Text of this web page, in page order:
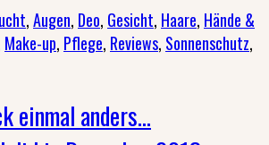
,Augen, Deo, Gesicht, Haare, Hände &
Make-up, Pflege, Reviews, Sonnenschutz,
einmal anders…